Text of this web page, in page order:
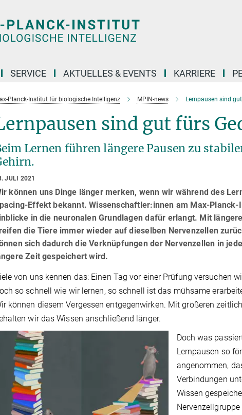
SERVICE AKTUELLES & EVENTS KARRIERE
Planck-Institut für biologische Intelligenz MPIN-news Lernpausen sind
sind gut fürs
Lernen führen längere Pausen zu
JULI 2021
können uns Dinge länger merken, wenn wir während des
Effekt bekannt. Wissenschaftler:innen am Max-
in die neuronalen Grundlagen dafür erlangt. Mit
die Tiere immer wieder auf dieselben Nervenzellen
sich dadurch die Verknüpfungen der Nervenzellen in
Zeit gespeichert wird.
von uns kennen das: Einen Tag vor einer Prüfung versuchen
so schnell wie wir lernen, so schnell ist das mühsame
können diesem Vergessen entgegenwirken. Mit größeren
wir das Wissen anschließend länger.
Doch was
Lernpausen so
angenommen,
Verbindungen
Wissen